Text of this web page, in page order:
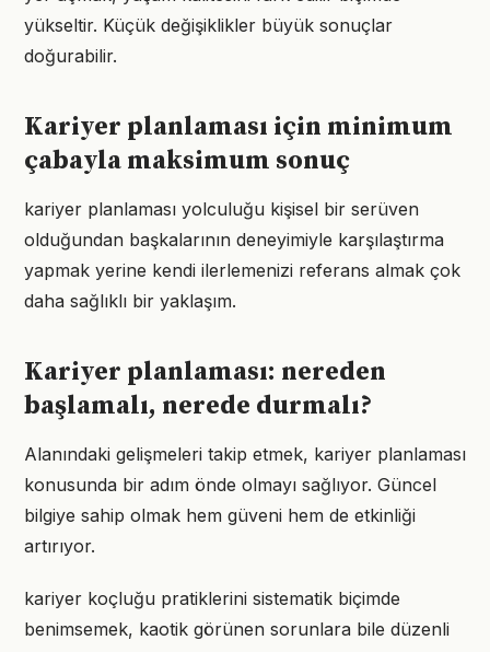
yükseltir. Küçük değişiklikler büyük sonuçlar
doğurabilir.
Kariyer planlaması için minimum
çabayla maksimum sonuç
kariyer planlaması yolculuğu kişisel bir serüven
olduğundan başkalarının deneyimiyle karşılaştırma
yapmak yerine kendi ilerlemenizi referans almak çok
daha sağlıklı bir yaklaşım.
Kariyer planlaması: nereden
başlamalı, nerede durmalı?
Alanındaki gelişmeleri takip etmek, kariyer planlaması
konusunda bir adım önde olmayı sağlıyor. Güncel
bilgiye sahip olmak hem güveni hem de etkinliği
artırıyor.
kariyer koçluğu pratiklerini sistematik biçimde
benimsemek, kaotik görünen sorunlara bile düzenli